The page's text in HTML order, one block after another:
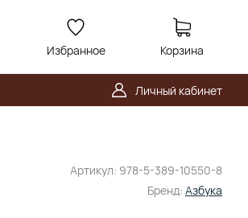
Избранное Корзина
Личный кабинет
Артикул: 978-5-389-10550-8
Бренд: Азбука